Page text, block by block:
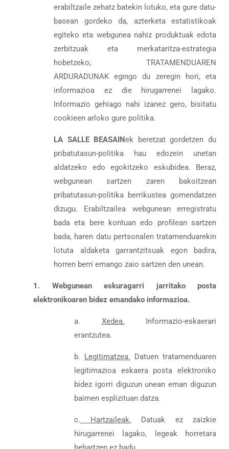
erabiltzaile zehatz batekin lotuko, eta gure datu-
basean gordeko da, azterketa estatistikoak
egiteko eta webgunea nahiz produktuak edota
zerbitzuak eta merkataritza-estrategia
hobetzeko; TRATAMENDUAREN
ARDURADUNAK egingo du zeregin hori, eta
informazioa ez die hirugarrenei lagako.
Informazio gehiago nahi izanez gero, bisitatu
cookieen arloko gure politika.
LA SALLE BEASAINek beretzat gordetzen du
pribatutasun-politika hau edozein unetan
aldatzeko edo egokitzeko eskubidea. Beraz,
webgunean sartzen zaren bakoitzean
pribatutasun-politika berrikustea gomendatzen
dizugu. Erabiltzailea webgunean erregistratu
bada eta bere kontuan edo profilean sartzen
bada, haren datu pertsonalen tratamenduarekin
lotuta aldaketa garrantzitsuak egon badira,
horren berri emango zaio sartzen den unean.
1. Webgunean eskuragarri jarritako posta
elektronikoaren bidez emandako informazioa.
a. Xedea. Informazio-eskaerari
erantzutea.
b. Legitimatzea. Datuen tratamenduaren
legitimazioa eskaera posta elektroniko
bidez igorri diguzun unean eman diguzun
baimen esplizituan datza.
c. Hartzaileak. Datuak ez zaizkie
hirugarrenei lagako, legeak horretara